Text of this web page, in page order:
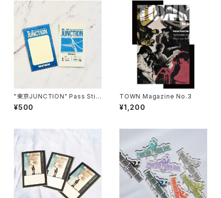
"東京JUNCTION" Pass Stic
ker (無記入ver)
¥500
TOWN Magazine No.3
¥1,200